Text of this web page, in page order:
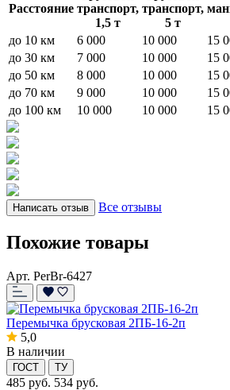
Расстояние транспорт,
1,5 т
транспорт,
5 т
до 10 км
6 000 10 000 15
до 30 км
7 000 10 000 15
до 50 км
8 000 10 000 15
до 70 км
9 000 10 000 15
до 100 км
10 000 10 000 15
Написать отзыв Все отзывы
Похожие товары
Арт. PerBr-6427
Перемычка брусковая 2ПБ-16-2п
5,0
В наличии
ГОСТ ТУ
485 руб. 534 руб.